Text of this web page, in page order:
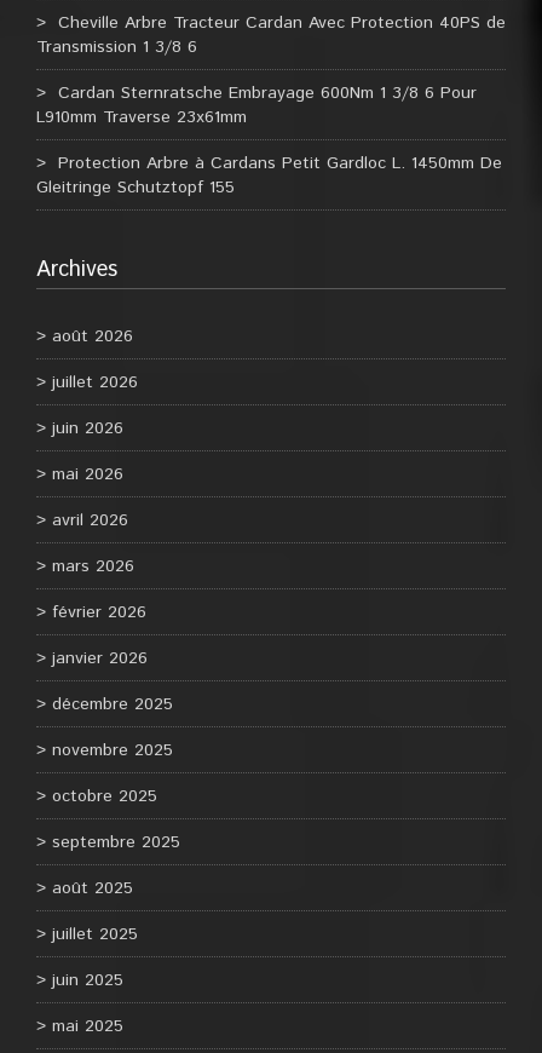
Cheville Arbre Tracteur Cardan Avec Protection 40PS de
Transmission 1 3/8 6
Cardan Sternratsche Embrayage 600Nm 1 3/8 6 Pour
L910mm Traverse 23x61mm
Protection Arbre à Cardans Petit Gardloc L. 1450mm De
Gleitringe Schutztopf 155
Archives
août 2026
juillet 2026
juin 2026
mai 2026
avril 2026
mars 2026
février 2026
janvier 2026
décembre 2025
novembre 2025
octobre 2025
septembre 2025
août 2025
juillet 2025
juin 2025
mai 2025